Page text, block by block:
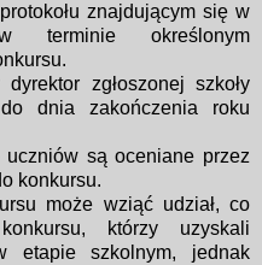
znajdującym się w
terminie określonym
zgłoszonej szkoły
do dnia zakończenia roku
są oceniane przez
konkursu.
może wziąć udział, co
konkursu, którzy uzyskali
etapie szkolnym, jednak